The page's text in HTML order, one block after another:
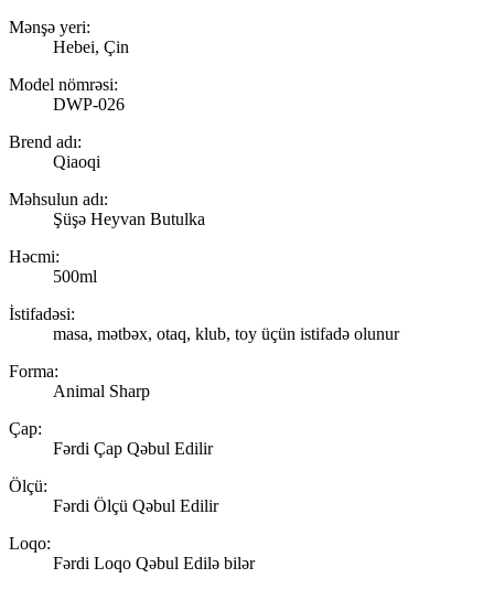
Mənşə yeri:
Hebei, Çin
Model nömrəsi:
DWP-026
Brend adı:
Qiaoqi
Məhsulun adı:
Şüşə Heyvan Butulka
Həcmi:
500ml
İstifadəsi:
masa, mətbəx, otaq, klub, toy üçün istifadə olunur
Forma:
Animal Sharp
Çap:
Fərdi Çap Qəbul Edilir
Ölçü:
Fərdi Ölçü Qəbul Edilir
Loqo:
Fərdi Loqo Qəbul Edilə bilər